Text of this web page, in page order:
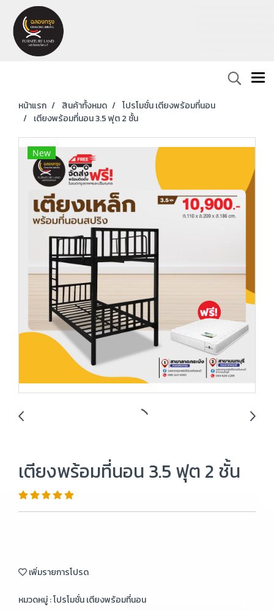
หน้าแรก สินค้าทั้งหมด
โปรโมชั่น เตียงพร้อมที่นอน
เตียงพร้อมที่นอน 3.5 ฟุต 2 ชั้น
New
เตียงพร้อมที่นอน 3.5 ฟุต 2 ชั้น
เพิ่มรายการโปรด
หมวดหมู่ :โปรโมชั่น เตียงพร้อมที่นอน